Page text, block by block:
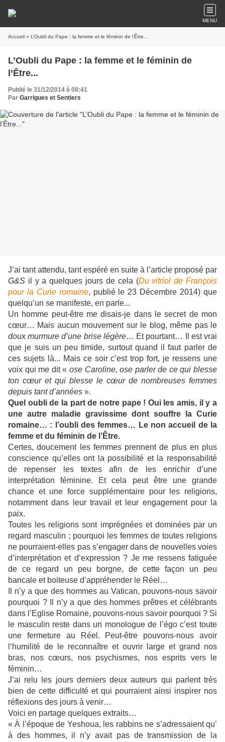
MENU
Accueil » L’Oubli du Pape : la femme et le féminin de l’Être...
L’Oubli du Pape : la femme et le féminin de
l’Être...
Publié le 31/12/2014 à 08:41
Par Garrigues et Sentiers
J’ai tant attendu, tant espéré en suite à l’article proposé par
G&S il y a quelques jours de cela (Du vitriol de François
pour la Curie romaine, publié le 23 Décembre 2014) que
quelqu’un se manifeste, en parle...
Un homme peut-être me disais-je dans le secret de mon
cœur… Mais aucun mouvement sur le blog, même pas le
doux murmure d’une brise légère… Et pourtant… Il est vrai
que je suis un peu timide, surtout quand il faut parler de
ces sujets là... Mais ce soir c’est trop fort, je ressens une
voix qui me dit « ose Caroline, ose parler de ce qui blesse
ton cœur et qui blesse le cœur de nombreuses femmes
depuis tant d’années ».
Quel oubli de la part de notre pape ! Oui les amis, il y a
une autre maladie gravissime dont souffre la Curie
romaine… : l’oubli des femmes… Le non accueil de la
femme et du féminin de l’Être.
Certes, doucement les femmes prennent de plus en plus
conscience qu’elles ont la possibilité et la responsabilité
de repenser les textes afin de les enrichir d’une
interprétation féminine. Et cela peut être une grande
chance et une force supplémentaire pour les religions,
notamment dans leur travail et leur engagement pour la
paix.
Toutes les religions sont imprégnées et dominées par un
regard masculin ; pourquoi les femmes de toutes religions
ne pourraient-elles pas s’engager dans de nouvelles voies
d’interprétation et d’expression ? Je me ressens fatiguée
de ce regard un peu borgne, de cette façon un peu
bancale et boiteuse d’appréhender le Réel…
Il n’y a que des hommes au Vatican, pouvons-nous savoir
pourquoi ? Il n’y a que des hommes prêtres et célébrants
dans l’Eglise Romaine, pouvons-nous savoir pourquoi ? Si
le masculin reste dans un monologue de l’égo c’est toute
une fermeture au Réel. Peut-être pouvons-nous avoir
l‘humilité de le reconnaître et ouvrir large et grand nos
bras, nos cœurs, nos psychismes, nos esprits vers le
féminin…
J’ai relu les jours derniers deux auteurs qui parlent très
bien de cette difficulté et qui pourraient ainsi inspirer nos
réflexions des jours à venir…
Voici en partage quelques extraits…
« À l’époque de Yeshoua, les rabbins ne s’adressaient qu’
à des hommes, il n’y avait pas de transmission de la